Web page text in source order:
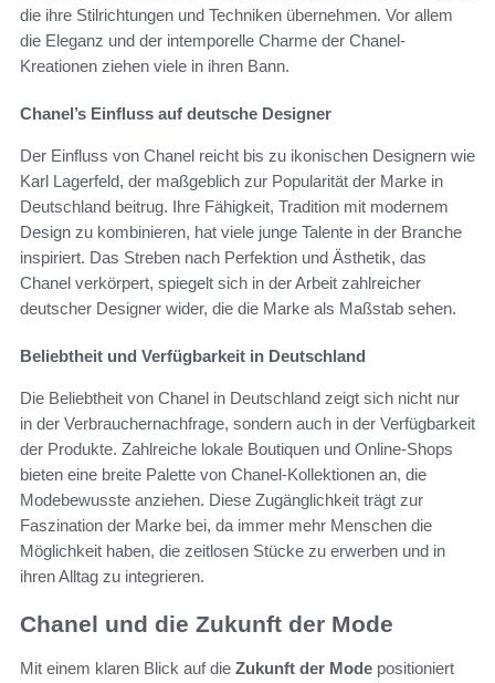
die ihre Stilrichtungen und Techniken übernehmen. Vor allem
die Eleganz und der intemporelle Charme der Chanel-
Kreationen ziehen viele in ihren Bann.
Chanel’s Einfluss auf deutsche Designer
Der Einfluss von Chanel reicht bis zu ikonischen Designern wie
Karl Lagerfeld, der maßgeblich zur Popularität der Marke in
Deutschland beitrug. Ihre Fähigkeit, Tradition mit modernem
Design zu kombinieren, hat viele junge Talente in der Branche
inspiriert. Das Streben nach Perfektion und Ästhetik, das
Chanel verkörpert, spiegelt sich in der Arbeit zahlreicher
deutscher Designer wider, die die Marke als Maßstab sehen.
Beliebtheit und Verfügbarkeit in Deutschland
Die Beliebtheit von Chanel in Deutschland zeigt sich nicht nur
in der Verbrauchernachfrage, sondern auch in der Verfügbarkeit
der Produkte. Zahlreiche lokale Boutiquen und Online-Shops
bieten eine breite Palette von Chanel-Kollektionen an, die
Modebewusste anziehen. Diese Zugänglichkeit trägt zur
Faszination der Marke bei, da immer mehr Menschen die
Möglichkeit haben, die zeitlosen Stücke zu erwerben und in
ihren Alltag zu integrieren.
Chanel und die Zukunft der Mode
Mit einem klaren Blick auf die Zukunft der Mode positioniert